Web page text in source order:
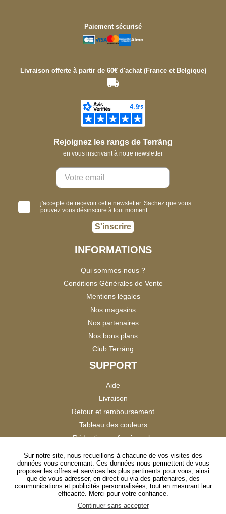
Paiement sécurisé
Livraison offerte à partir de 60€ d'achat (France et Belgique)
Rejoignez les rangs de Terräng
en vous inscrivant à notre newsletter
j'accepte de recevoir cette newsletter. Sachez que vous
pouvez vous désinscrire à tout moment.
S'inscrire
INFORMATIONS
Qui sommes-nous ?
Conditions Générales de Vente
Mentions légales
Nos magasins
Nos partenaires
Nos bons plans
Club Terräng
SUPPORT
Aide
Livraison
Retour et remboursement
Tableau des couleurs
Réduction professionnels
Satisfaction Clients
SUIVEZ-NOUS
Sur notre site, nous recueillons à chacune de vos visites des
données vous concernant. Ces données nous permettent de vous
proposer les offres et services les plus pertinents pour vous, ainsi
que de vous adresser, en direct ou via des partenaires, des
communications et publicités personnalisées, tout en mesurant leur
efficacité. Merci pour votre confiance.
Continuer sans accepter